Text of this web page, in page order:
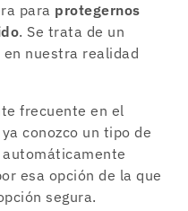
para protegernos
. Se trata de un
nuestra realidad
frecuente en el
conozco un tipo de
esa opción de la que
segura.